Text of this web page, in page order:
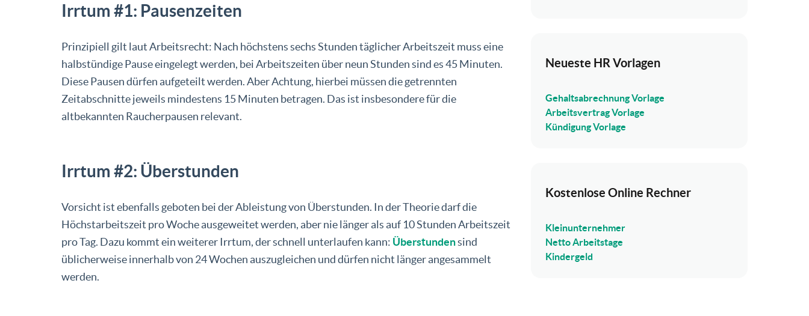
Irrtum #1: Pausenzeiten
Prinzipiell gilt laut Arbeitsrecht: Nach höchstens sechs Stunden täglicher Arbeitszeit muss eine
halbstündige Pause eingelegt werden, bei Arbeitszeiten über neun Stunden sind es 45 Minuten.
Diese Pausen dürfen aufgeteilt werden. Aber Achtung, hierbei müssen die getrennten
Zeitabschnitte jeweils mindestens 15 Minuten betragen. Das ist insbesondere für die
altbekannten Raucherpausen relevant.
Irrtum #2: Überstunden
Vorsicht ist ebenfalls geboten bei der Ableistung von Überstunden. In der Theorie darf die
Höchstarbeitszeit pro Woche ausgeweitet werden, aber nie länger als auf 10 Stunden Arbeitszeit
pro Tag. Dazu kommt ein weiterer Irrtum, der schnell unterlaufen kann: Überstundensind
üblicherweise innerhalb von 24 Wochen auszugleichen und dürfen nicht länger angesammelt
werden.
Neueste HR Vorlagen
Gehaltsabrechnung Vorlage
Arbeitsvertrag Vorlage
Kündigung Vorlage
Kostenlose Online Rechner
Kleinunternehmer
Netto Arbeitstage
Kindergeld